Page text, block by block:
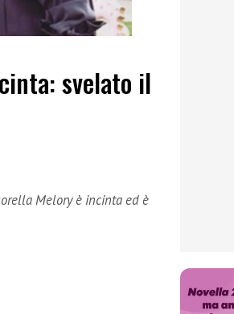
svelato il
Melory è incinta ed è